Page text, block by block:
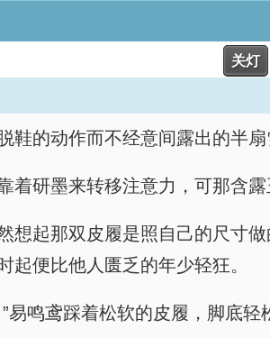
关灯
鞋的动作而不经意间露出的半
着研墨来转移注意力，可那含
想起那双皮履是照自己的尺寸
起便比他人匮乏的年少轻狂。
易鸣鸢踩着松软的皮履，脚底